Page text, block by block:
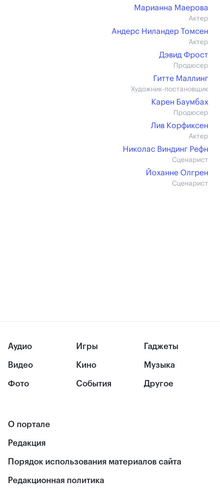
Марианна Маерова
Актер
Андерс Ниландер Томсен
Актер
Дэвид Фрост
Продюсер
Гитте Маллинг
Художник-постановщик
Карен Баумбах
Продюсер
Лив Корфиксен
Актер
Николас Виндинг Рефн
Сценарист
Йоханне Олгрен
Сценарист
Аудио
Видео
Фото
Игры
Кино
События
Гаджеты
Музыка
Другое
О портале
Редакция
Порядок использования материалов сайта
Редакционная политика